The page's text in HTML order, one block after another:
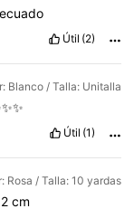
Útil (2)
Blanco / Talla: Unitalla
Útil (1)
Rosa / Talla: 10 yardas
2 cm